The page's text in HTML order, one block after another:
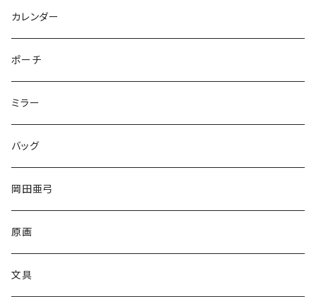
HISASHI IGARASHI
カレンダー
ポーチ
ミラー
バッグ
岡田亜弓
原画
文具